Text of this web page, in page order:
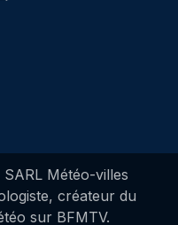
SARL Météo-villes
créateur du
sur BFMTV.